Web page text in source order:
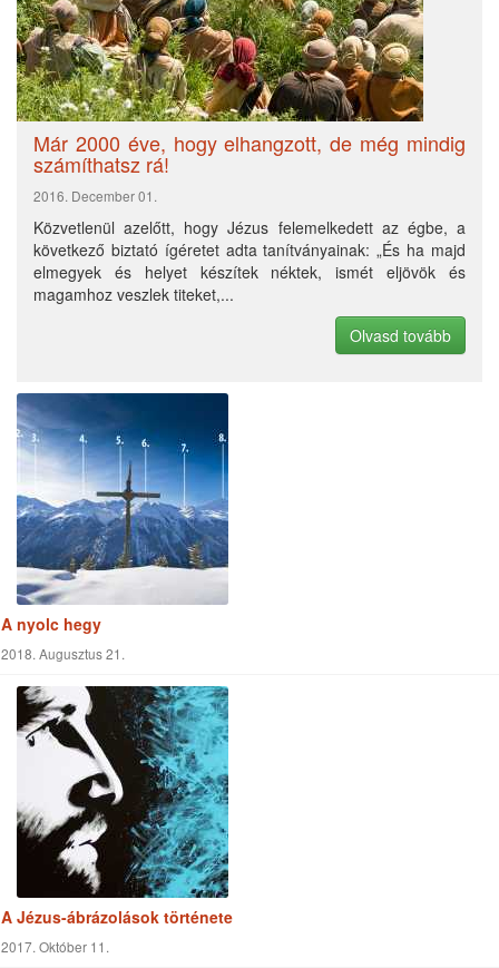
Már 2000 éve, hogy elhangzott, de még mindig
számíthatsz rá!
2016. December 01.
Közvetlenül azelőtt, hogy Jézus felemelkedett az égbe, a
következő biztató ígéretet adta tanítványainak: „És ha majd
elmegyek és helyet készítek néktek, ismét eljövök és
magamhoz veszlek titeket,...
Olvasd tovább
A nyolc hegy
2018. Augusztus 21.
A Jézus-ábrázolások története
2017. Október 11.